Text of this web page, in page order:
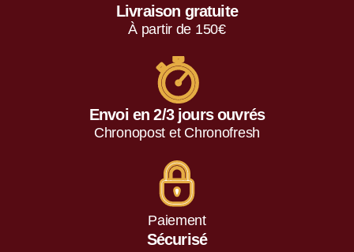
Livraison gratuite
À partir de 150€
Envoi en 2/3 jours ouvrés
Chronopost et Chronofresh
Paiement
Sécurisé